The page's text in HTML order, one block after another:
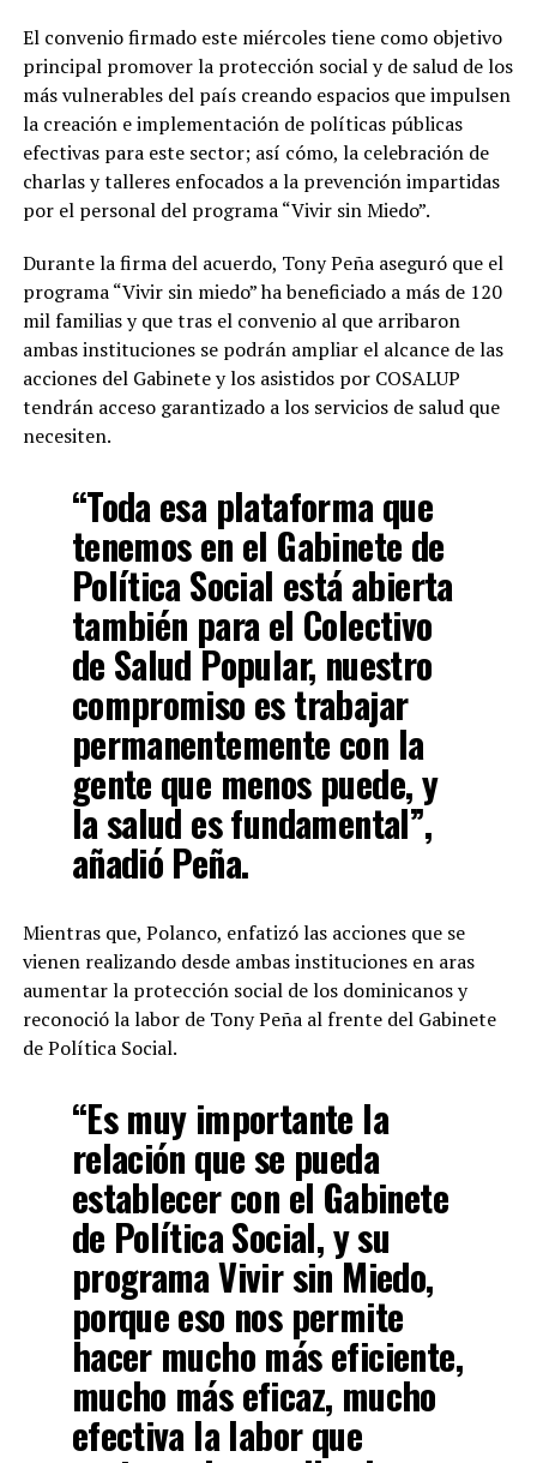
El convenio firmado este miércoles tiene como objetivo
principal promover la protección social y de salud de los
más vulnerables del país creando espacios que impulsen
la creación e implementación de políticas públicas
efectivas para este sector; así cómo, la celebración de
charlas y talleres enfocados a la prevención impartidas
por el personal del programa “Vivir sin Miedo”.
Durante la firma del acuerdo, Tony Peña aseguró que el
programa “Vivir sin miedo” ha beneficiado a más de 120
mil familias y que tras el convenio al que arribaron
ambas instituciones se podrán ampliar el alcance de las
acciones del Gabinete y los asistidos por COSALUP
tendrán acceso garantizado a los servicios de salud que
necesiten.
“Toda esa plataforma que
tenemos en el Gabinete de
Política Social está abierta
también para el Colectivo
de Salud Popular, nuestro
compromiso es trabajar
permanentemente con la
gente que menos puede, y
la salud es fundamental”,
añadió Peña.
Mientras que, Polanco, enfatizó las acciones que se
vienen realizando desde ambas instituciones en aras
aumentar la protección social de los dominicanos y
reconoció la labor de Tony Peña al frente del Gabinete
de Política Social.
“Es muy importante la
relación que se pueda
establecer con el Gabinete
de Política Social, y su
programa Vivir sin Miedo,
porque eso nos permite
hacer mucho más eficiente,
mucho más eficaz, mucho
efectiva la labor que